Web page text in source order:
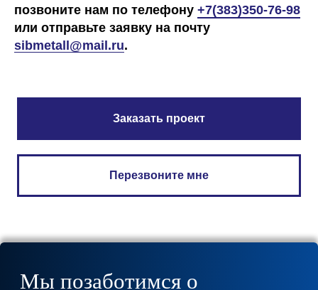
позвоните нам по телефону +7(383)350-76-98
или отправьте заявку на почту
sibmetall@mail.ru.
Заказать проект
Перезвоните мне